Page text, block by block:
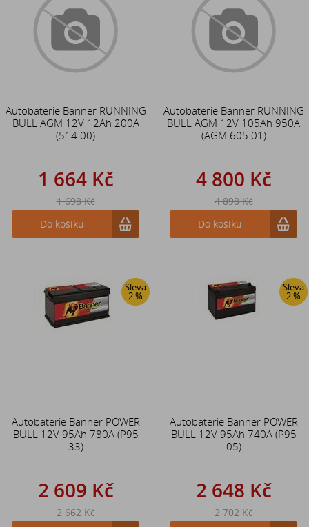
Autobaterie Banner RUNNING
BULL AGM 12V 12Ah 200A
(514 00)
1 664 Kč
1 698 Kč
Do košíku
Autobaterie Banner RUNNING
BULL AGM 12V 105Ah 950A
(AGM 605 01)
4 800 Kč
4 898 Kč
Do košíku
Sleva
2 %
Autobaterie Banner POWER
BULL 12V 95Ah 780A (P95
33)
2 609 Kč
2 662 Kč
Sleva
2 %
Autobaterie Banner POWER
BULL 12V 95Ah 740A (P95
05)
2 648 Kč
2 702 Kč